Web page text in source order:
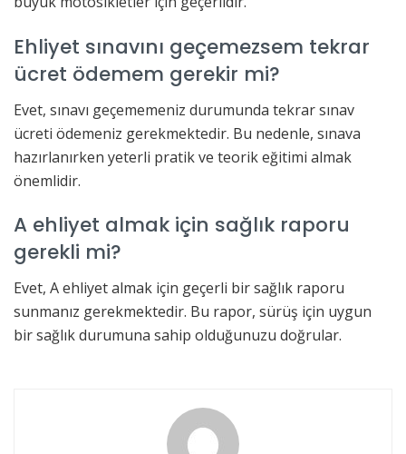
Ehliyet sınavını geçemezsem tekrar
ücret ödemem gerekir mi?
Evet, sınavı geçememeniz durumunda tekrar sınav
ücreti ödemeniz gerekmektedir. Bu nedenle, sınava
hazırlanırken yeterli pratik ve teorik eğitimi almak
önemlidir.
A ehliyet almak için sağlık raporu
gerekli mi?
Evet, A ehliyet almak için geçerli bir sağlık raporu
sunmanız gerekmektedir. Bu rapor, sürüş için uygun
bir sağlık durumuna sahip olduğunuzu doğrular.